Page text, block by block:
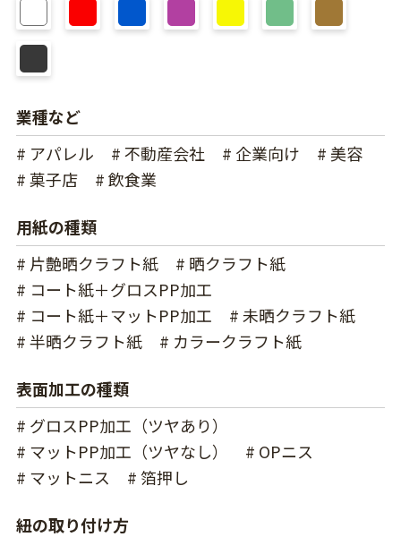
業種など
# アパレル
# 不動産会社 # 企業向け
# 美容
# 菓子店
# 飲食業
用紙の種類
# 片艶晒クラフト紙
# 晒クラフト紙
# コート紙＋グロスPP加工
# コート紙＋マットPP加工
# 未晒クラフト紙
# 半晒クラフト紙
# カラークラフト紙
表面加工の種類
# グロスPP加工（ツヤあり）
# マットPP加工（ツヤなし）
# OPニス
# マットニス
# 箔押し
紐の取り付け方